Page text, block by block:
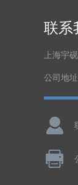
联系
上海宇
公司地